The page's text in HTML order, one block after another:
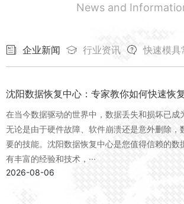
News and
企业新闻 行业资讯 快速模具
沈阳数据恢复中心：专家教你如何快速恢
在当今数据驱动的世界中，数据丢失和损坏已成
无论是由于硬件故障、软件崩溃还是意外删除，
要的技能。沈阳数据恢复中心是您值得信赖的数
有丰富的经验和技术，···
2026-08-06